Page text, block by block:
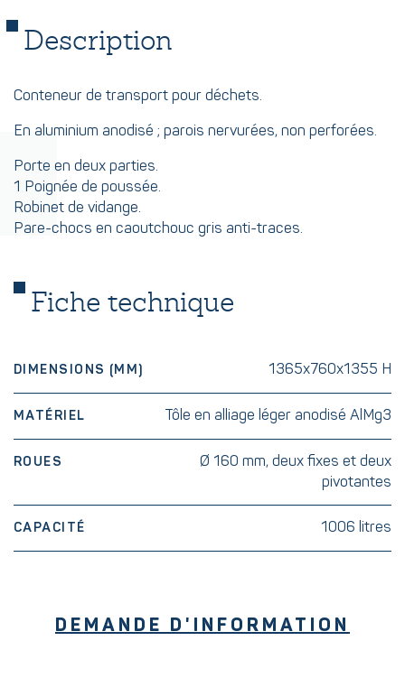
Description
Conteneur de transport pour déchets.
En aluminium anodisé ; parois nervurées, non perforées.
Porte en deux parties.
1 Poignée de poussée.
Robinet de vidange.
Pare-chocs en caoutchouc gris anti-traces.
Fiche technique
DIMENSIONS (MM) 1365x760x1355 H
MATÉRIEL Tôle en alliage léger anodisé AlMg3
ROUES
Ø 160 mm, deux fixes et deux
pivotantes
CAPACITÉ 1006 litres
DEMANDE D'INFORMATION